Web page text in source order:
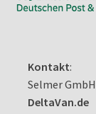
Kontakt:
Selmer GmbH
DeltaVan.de